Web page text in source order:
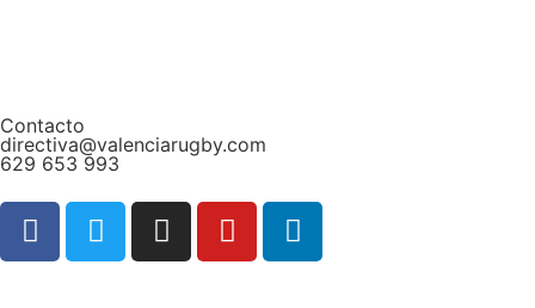
Contacto
directiva@valenciarugby.com
629 653 993